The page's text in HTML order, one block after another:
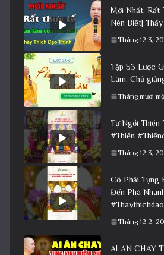
Mới Nhất, Rất
Nên Biết|
Tháng 12 3,
Tập 53 Lược
Lâm, Chủ
Tháng mười
Tự Ngồi Thiền
#Thiền
Tháng 12 3,
Có Phải Tụng
Đến Phá
Tháng 12 2,
AI ĂN CHAY